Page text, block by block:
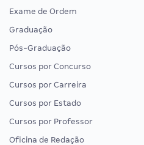
Exame de Ordem
Graduação
Pós-Graduação
Cursos por Concurso
Cursos por Carreira
Cursos por Estado
Cursos por Professor
Oficina de Redação